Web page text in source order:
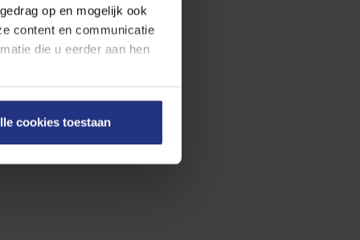
op en mogelijk ook
content en communicatie
die u eerder aan hen
rechts onderaan de
cookies toestaan
drinkwaterkwaliteit door
en maatregelen te nemen. Dit